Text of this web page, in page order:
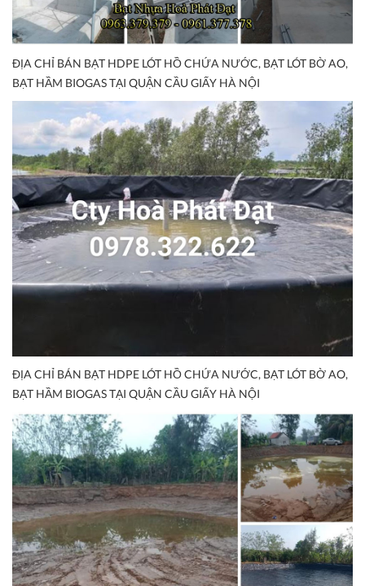
ĐỊA CHỈ BÁN BẠT HDPE LÓT HỒ CHỨA NƯỚC, BẠT LÓT BỜ AO,
BẠT HẦM BIOGAS TẠI QUẬN CẦU GIẤY HÀ NỘI
ĐỊA CHỈ BÁN BẠT HDPE LÓT HỒ CHỨA NƯỚC, BẠT LÓT BỜ AO,
BẠT HẦM BIOGAS TẠI QUẬN CẦU GIẤY HÀ NỘI